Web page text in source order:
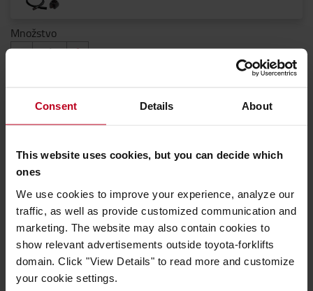
Consent Details About
This website uses cookies, but you can decide which
ones
We use cookies to improve your experience, analyze our
traffic, as well as provide customized communication and
marketing. The website may also contain cookies to
show relevant advertisements outside toyota-forklifts
domain. Click "View Details" to read more and customize
your cookie settings.
Množstvo
97 €
97 € / za kus
Ceny bez DPH
KONTAKTUJTE NÁS
Predpokladaný dodací termín na dopyt(+4,90 €za
objednávku
Dodacia lehota na vyžiadanie